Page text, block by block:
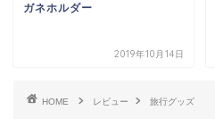
ガネホルダー
2019年10月14日
HOME レビュー 旅行グッズ